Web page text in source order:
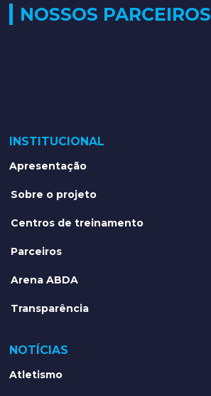
NOSSOS PARCEIROS
INSTITUCIONAL
Apresentação
Sobre o projeto
Centros de treinamento
Parceiros
Arena ABDA
Transparência
NOTÍCIAS
Atletismo